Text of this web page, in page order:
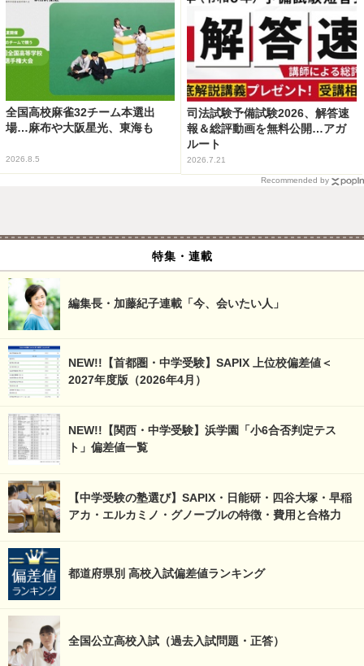
全国高校麻雀32チーム本選出
場…麻布や大阪星光、東海も
2026.8.5
司法試験予備試験2026、解答速
報＆総評動画を無料公開…アガ
ルート
2026.7.21
Recommended by
特集・連載
編集長・加藤紀子連載「今、会いたい人」
NEW!!【首都圏・中学受験】SAPIX 上位校偏差値＜
2027年度版（2026年4月）
NEW!!【関西・中学受験】浜学園「小6合否判定テス
ト」偏差値一覧
【中学受験の塾選び】SAPIX・日能研・四谷大塚・早稲
アカ・エルカミノ・グノーブルの特徴・費用と合格力
都道府県別 高校入試偏差値ランキング
全国公立高校入試（過去入試問題・正答）